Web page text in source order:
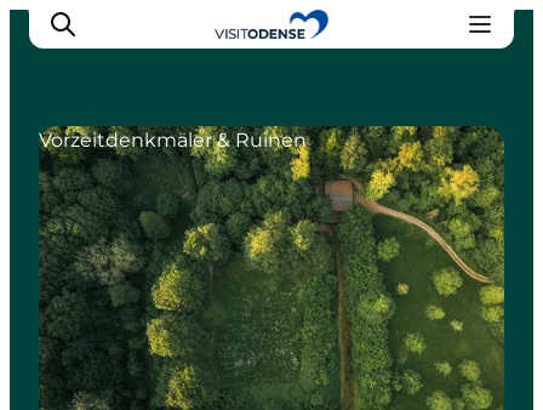
Odense erleben
Veranstaltungen
Reiseplanung
Inspiration
Vorzeitdenkmäler & Ruinen